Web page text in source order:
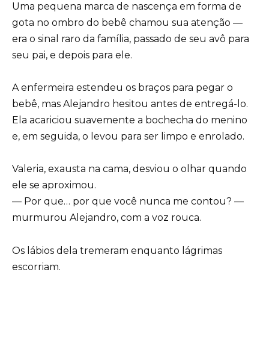
Uma pequena marca de nascença em forma de
gota no ombro do bebê chamou sua atenção —
era o sinal raro da família, passado de seu avô para
seu pai, e depois para ele.
A enfermeira estendeu os braços para pegar o
bebê, mas Alejandro hesitou antes de entregá-lo.
Ela acariciou suavemente a bochecha do menino
e, em seguida, o levou para ser limpo e enrolado.
Valeria, exausta na cama, desviou o olhar quando
ele se aproximou.
— Por que… por que você nunca me contou? —
murmurou Alejandro, com a voz rouca.
Os lábios dela tremeram enquanto lágrimas
escorriam.